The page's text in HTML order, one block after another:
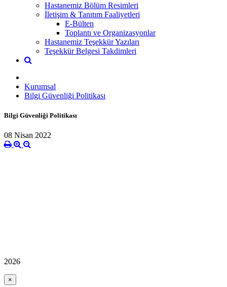
Hastanemiz Bölüm Resimleri
İletişim & Tanıtım Faaliyetleri
E-Bülten
Toplantı ve Organizasyonlar
Hastanemiz Teşekkür Yazıları
Teşekkür Belgesi Takdimleri
Kurumsal
Bilgi Güvenliği Politikası
Bilgi Güvenliği Politikası
08 Nisan 2022
2026
×